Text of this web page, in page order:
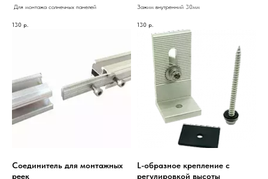
Для монтажа солнечных панелей
130 р.
Зажим внутренний 30мм
130 р.
Соединитель для монтажных
реек
L-образное крепление с
регулировкой высоты